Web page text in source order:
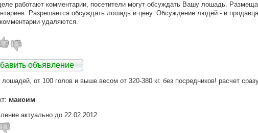
работают комментарии, посетители могут обсуждать Вашу лошадь.
Разрешается обсуждать лошадь и цену. Обсуждение людей - и
удаляются.
объявление
от 100 голов и выше.весом от 320-380 кг. без посредников! расчет
максим
актуально до 22.02.2012